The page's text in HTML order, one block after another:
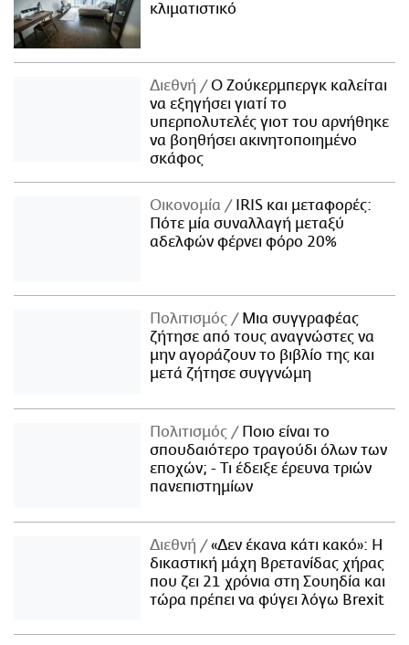
κλιματιστικό
Διεθνή
Ο Ζούκερμπεργκ καλείται
να εξηγήσει γιατί το
υπερπολυτελές γιοτ του αρνήθηκε
να βοηθήσει ακινητοποιημένο
σκάφος
Οικονομία
IRIS και μεταφορές:
Πότε μία συναλλαγή μεταξύ
αδελφών φέρνει φόρο 20%
Πολιτισμός
Μια συγγραφέας
ζήτησε από τους αναγνώστες να
μην αγοράζουν το βιβλίο της και
μετά ζήτησε συγγνώμη
Πολιτισμός
Ποιο είναι το
σπουδαιότερο τραγούδι όλων των
εποχών; - Τι έδειξε έρευνα τριών
πανεπιστημίων
Διεθνή
«Δεν έκανα κάτι κακό»: Η
δικαστική μάχη Βρετανίδας χήρας
που ζει 21 χρόνια στη Σουηδία και
τώρα πρέπει να φύγει λόγω Brexit